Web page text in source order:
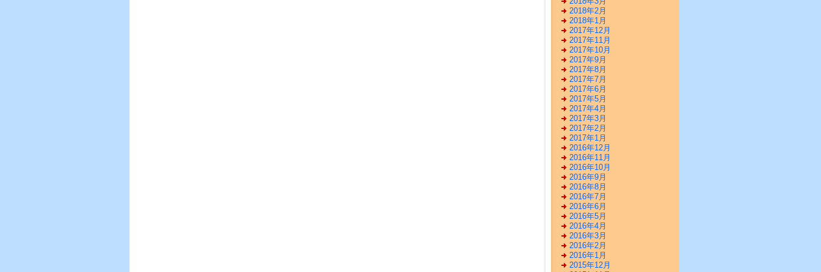
2018年2月
2018年1月
2017年12月
2017年11月
2017年10月
2017年9月
2017年8月
2017年7月
2017年6月
2017年5月
2017年4月
2017年3月
2017年2月
2017年1月
2016年12月
2016年11月
2016年10月
2016年9月
2016年8月
2016年7月
2016年6月
2016年5月
2016年4月
2016年3月
2016年2月
2016年1月
2015年12月